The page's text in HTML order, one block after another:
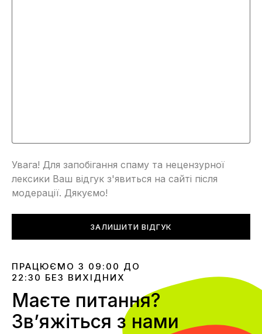
Увага! Для запобігання спаму та нецензурної
лексики Ваш відгук з'явиться на сайті після
модерації. Дякуємо!
ЗАЛИШИТИ ВІДГУК
ПРАЦЮЄМО З 09:00 ДО
22:30 БЕЗ ВИХІДНИХ
Маєте питання?
Звʼяжіться з нами